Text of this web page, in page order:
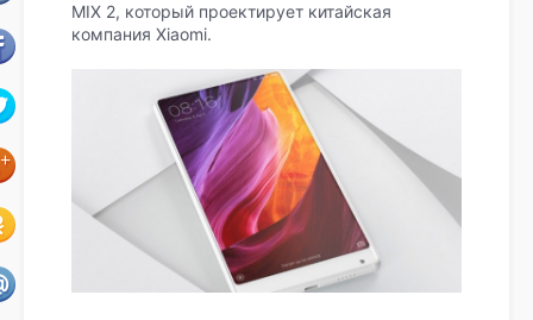
MIX 2, который проектирует китайская
компания Xiaomi.